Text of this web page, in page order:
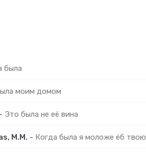
была
моим домом
- Это была не её вина
M.M. - Когда была я моложе ёб твою